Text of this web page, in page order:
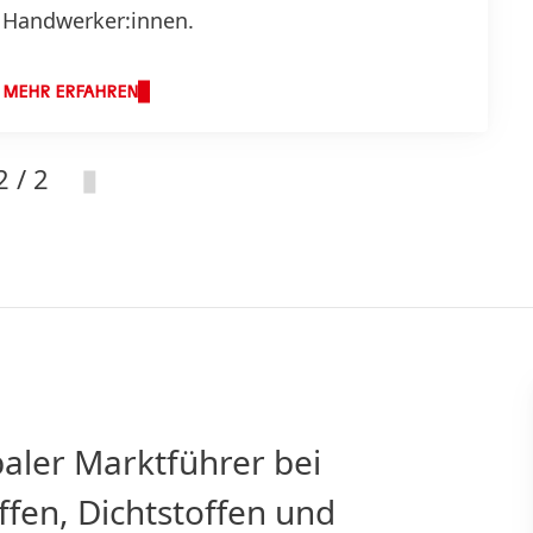
Handwerker:innen.
MEHR ERFAHREN
/ 2
Marktführer bei
Dichtstoffen und